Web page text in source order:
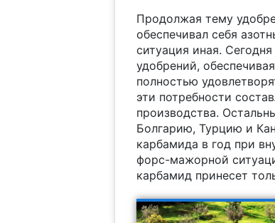
Продолжая тему
обеспечивал себя
ситуация иная.
удобрений,
полностью
эти потребности
производства.
Болгарию, Турцию и
карбамида в год при
форс-мажорной
карбамид принесет